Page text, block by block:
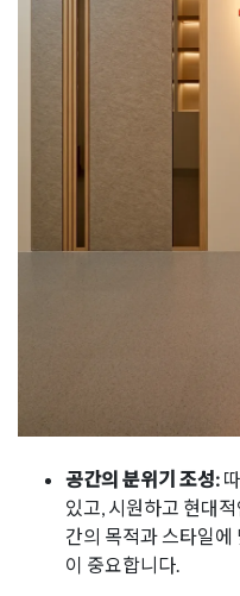
공간의 분위기 조성:
있고, 시원하고 현대
간의 목적과 스타일에
이 중요합니다.